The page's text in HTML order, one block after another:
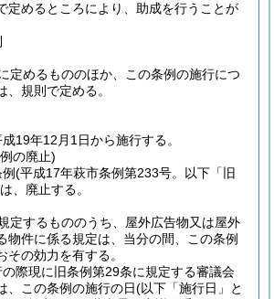
定めるところにより、助成を行うことが
定めるもののほか、この条例の施行につ
、規則で定める。
19年12月1日から施行する。
の廃止)
(平成17年萩市条例第233号。以下「旧
は、廃止する。
定するもののうち、屋外広告物又は屋外
物件に係る規定は、当分の間、この条例
その効力を有する。
際現に旧条例第29条に規定する審議会
、この条例の施行の日(以下「施行日」と